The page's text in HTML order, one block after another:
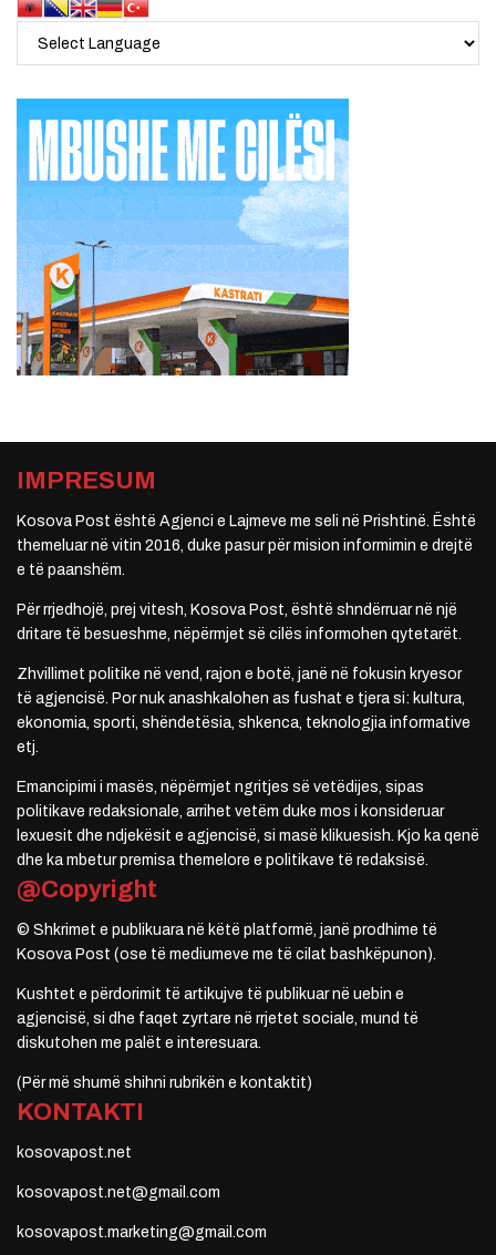
IMPRESUM
Kosova Post është Agjenci e Lajmeve me seli në Prishtinë. Është
themeluar në vitin 2016, duke pasur për mision informimin e drejtë
e të paanshëm.
Për rrjedhojë, prej vitesh, Kosova Post, është shndërruar në një
dritare të besueshme, nëpërmjet së cilës informohen qytetarët.
Zhvillimet politike në vend, rajon e botë, janë në fokusin kryesor
të agjencisë. Por nuk anashkalohen as fushat e tjera si: kultura,
ekonomia, sporti, shëndetësia, shkenca, teknologjia informative
etj.
Emancipimi i masës, nëpërmjet ngritjes së vetëdijes, sipas
politikave redaksionale, arrihet vetëm duke mos i konsideruar
lexuesit dhe ndjekësit e agjencisë, si masë klikuesish. Kjo ka qenë
dhe ka mbetur premisa themelore e politikave të redaksisë.
@Copyright
© Shkrimet e publikuara në këtë platformë, janë prodhime të
Kosova Post (ose të mediumeve me të cilat bashkëpunon).
Kushtet e përdorimit të artikujve të publikuar në uebin e
agjencisë, si dhe faqet zyrtare në rrjetet sociale, mund të
diskutohen me palët e interesuara.
(Për më shumë shihni rubrikën e kontaktit)
KONTAKTI
kosovapost.net
kosovapost.net@gmail.com
kosovapost.marketing@gmail.com